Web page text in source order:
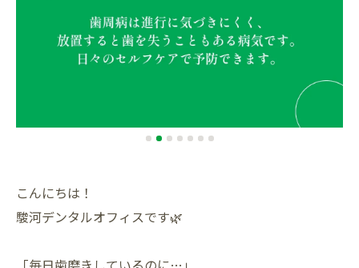
こんにちは！
駿河デンタルオフィスです🌿